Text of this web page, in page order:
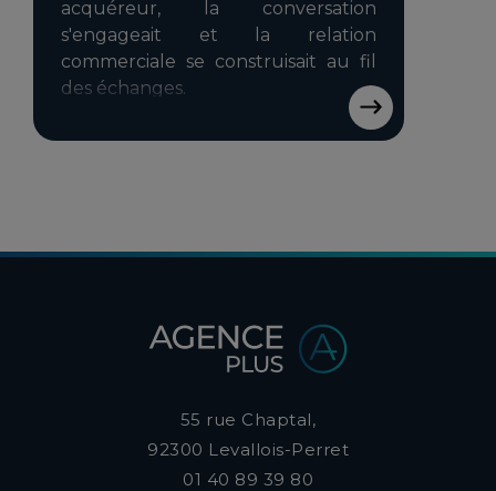
acquéreur, la conversation
s'engageait et la relation
commerciale se construisait au fil
des échanges.
55 rue Chaptal,
92300 Levallois-Perret
01 40 89 39 80